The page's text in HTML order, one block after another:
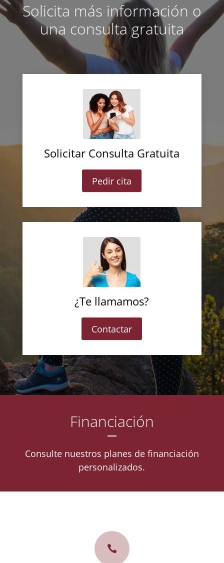
Solicita más información o
una consulta gratuita
Solicitar Consulta Gratuita
Pedir cita
¿Te llamamos?
Contactar
Financiación
Consulte nuestros planes de financiación
personalizados.
